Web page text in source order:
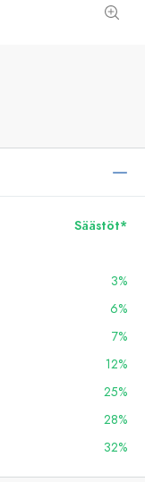
Säästöt*
3%
6%
7%
12%
25%
28%
32%